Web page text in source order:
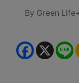
Posted
By Green